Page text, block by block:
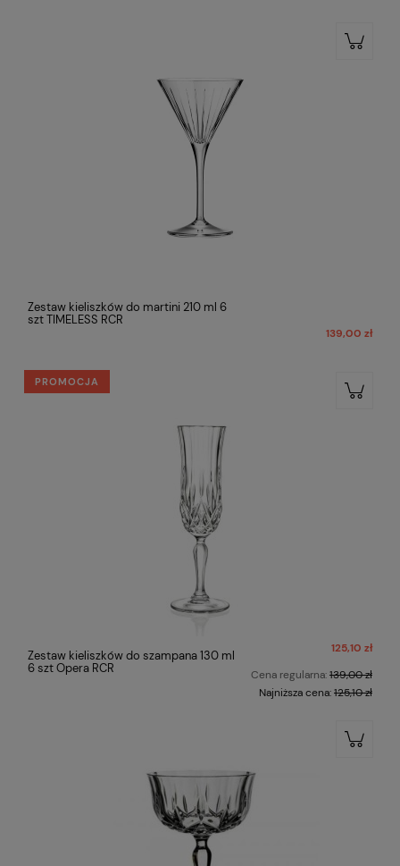
Zestaw kieliszków do martini 210 ml 6
szt TIMELESS RCR
139,00 zł
Zestaw kieliszków do szampana 130 ml
6 szt Opera RCR
125,10 zł
Cena regularna:139,00 zł
Najniższa cena:125,10 zł
PROMOCJA